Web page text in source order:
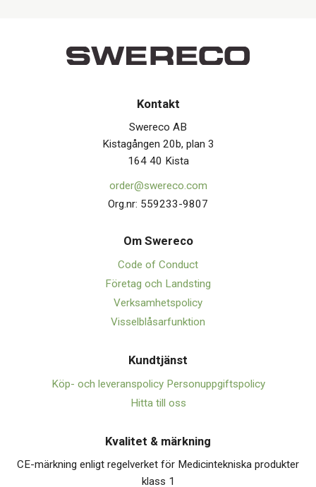
Kontakt
Swereco AB
Kistagången 20b, plan 3
164 40 Kista
order@swereco.com
Org.nr: 559233-9807
Om Swereco
Code of Conduct
Företag och Landsting
Verksamhetspolicy
Visselblåsarfunktion
Kundtjänst
Köp- och leveranspolicy Personuppgiftspolicy
Hitta till oss
Kvalitet & märkning
CE-märkning enligt regelverket för Medicintekniska produkter
klass 1